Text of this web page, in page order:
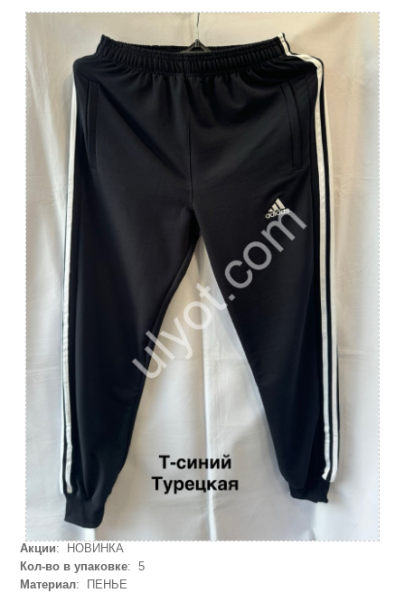
Акции: НОВИНКА
Кол-во в упаковке: 5
Материал: ПЕНЬЕ